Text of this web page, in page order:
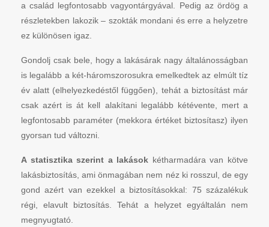
a család legfontosabb vagyontárgyával. Pedig az ördög a
részletekben lakozik – szokták mondani és erre a helyzetre
ez különösen igaz.
Gondolj csak bele, hogy a lakásárak nagy általánosságban
is legalább a két-háromszorosukra emelkedtek az elmúlt tíz
év alatt (elhelyezkedéstől függően), tehát a biztosítást már
csak azért is át kell alakítani legalább kétévente, mert a
legfontosabb paraméter (mekkora értéket biztosítasz) ilyen
gyorsan tud változni.
A statisztika szerint a lakások kétharmadára van kötve
lakásbiztosítás, ami önmagában nem néz ki rosszul, de egy
gond azért van ezekkel a biztosításokkal: 75 százalékuk
régi, elavult biztosítás. Tehát a helyzet egyáltalán nem
megnyugtató.